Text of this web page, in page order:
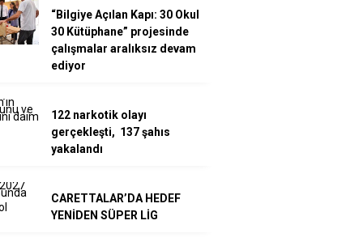
“Bilgiye Açılan Kapı: 30 Okul
30 Kütüphane” projesinde
çalışmalar aralıksız devam
ediyor
122 narkotik olayı
gerçekleşti, 137 şahıs
yakalandı
CARETTALAR’DA HEDEF
YENİDEN SÜPER LİG